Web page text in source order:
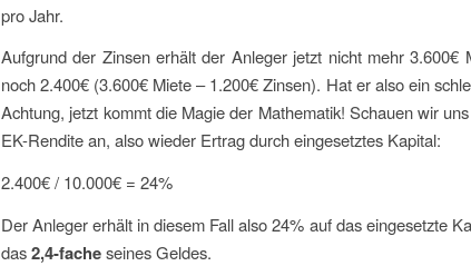
pro Jahr.
Aufgrund der Zinsen erhält der Anleger jetzt nicht mehr 3.600€
noch 2.400€ (3.600€ Miete – 1.200€ Zinsen). Hat er also ein
Achtung, jetzt kommt die Magie der Mathematik! Schauen wir
EK-Rendite an, also wieder Ertrag durch eingesetztes Kapital:
2.400€ / 10.000€ = 24%
Der Anleger erhält in diesem Fall also 24% auf das eingesetzte
das2,4-facheseines Geldes.